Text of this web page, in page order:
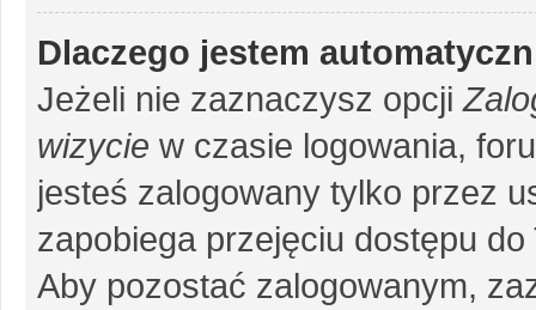
Dlaczego jestem
Jeżeli nie zaznaczysz opcji
wizycie w czasie logowania,
jesteś zalogowany tylko przez
zapobiega przejęciu dostępu
Aby pozostać zalogowanym,